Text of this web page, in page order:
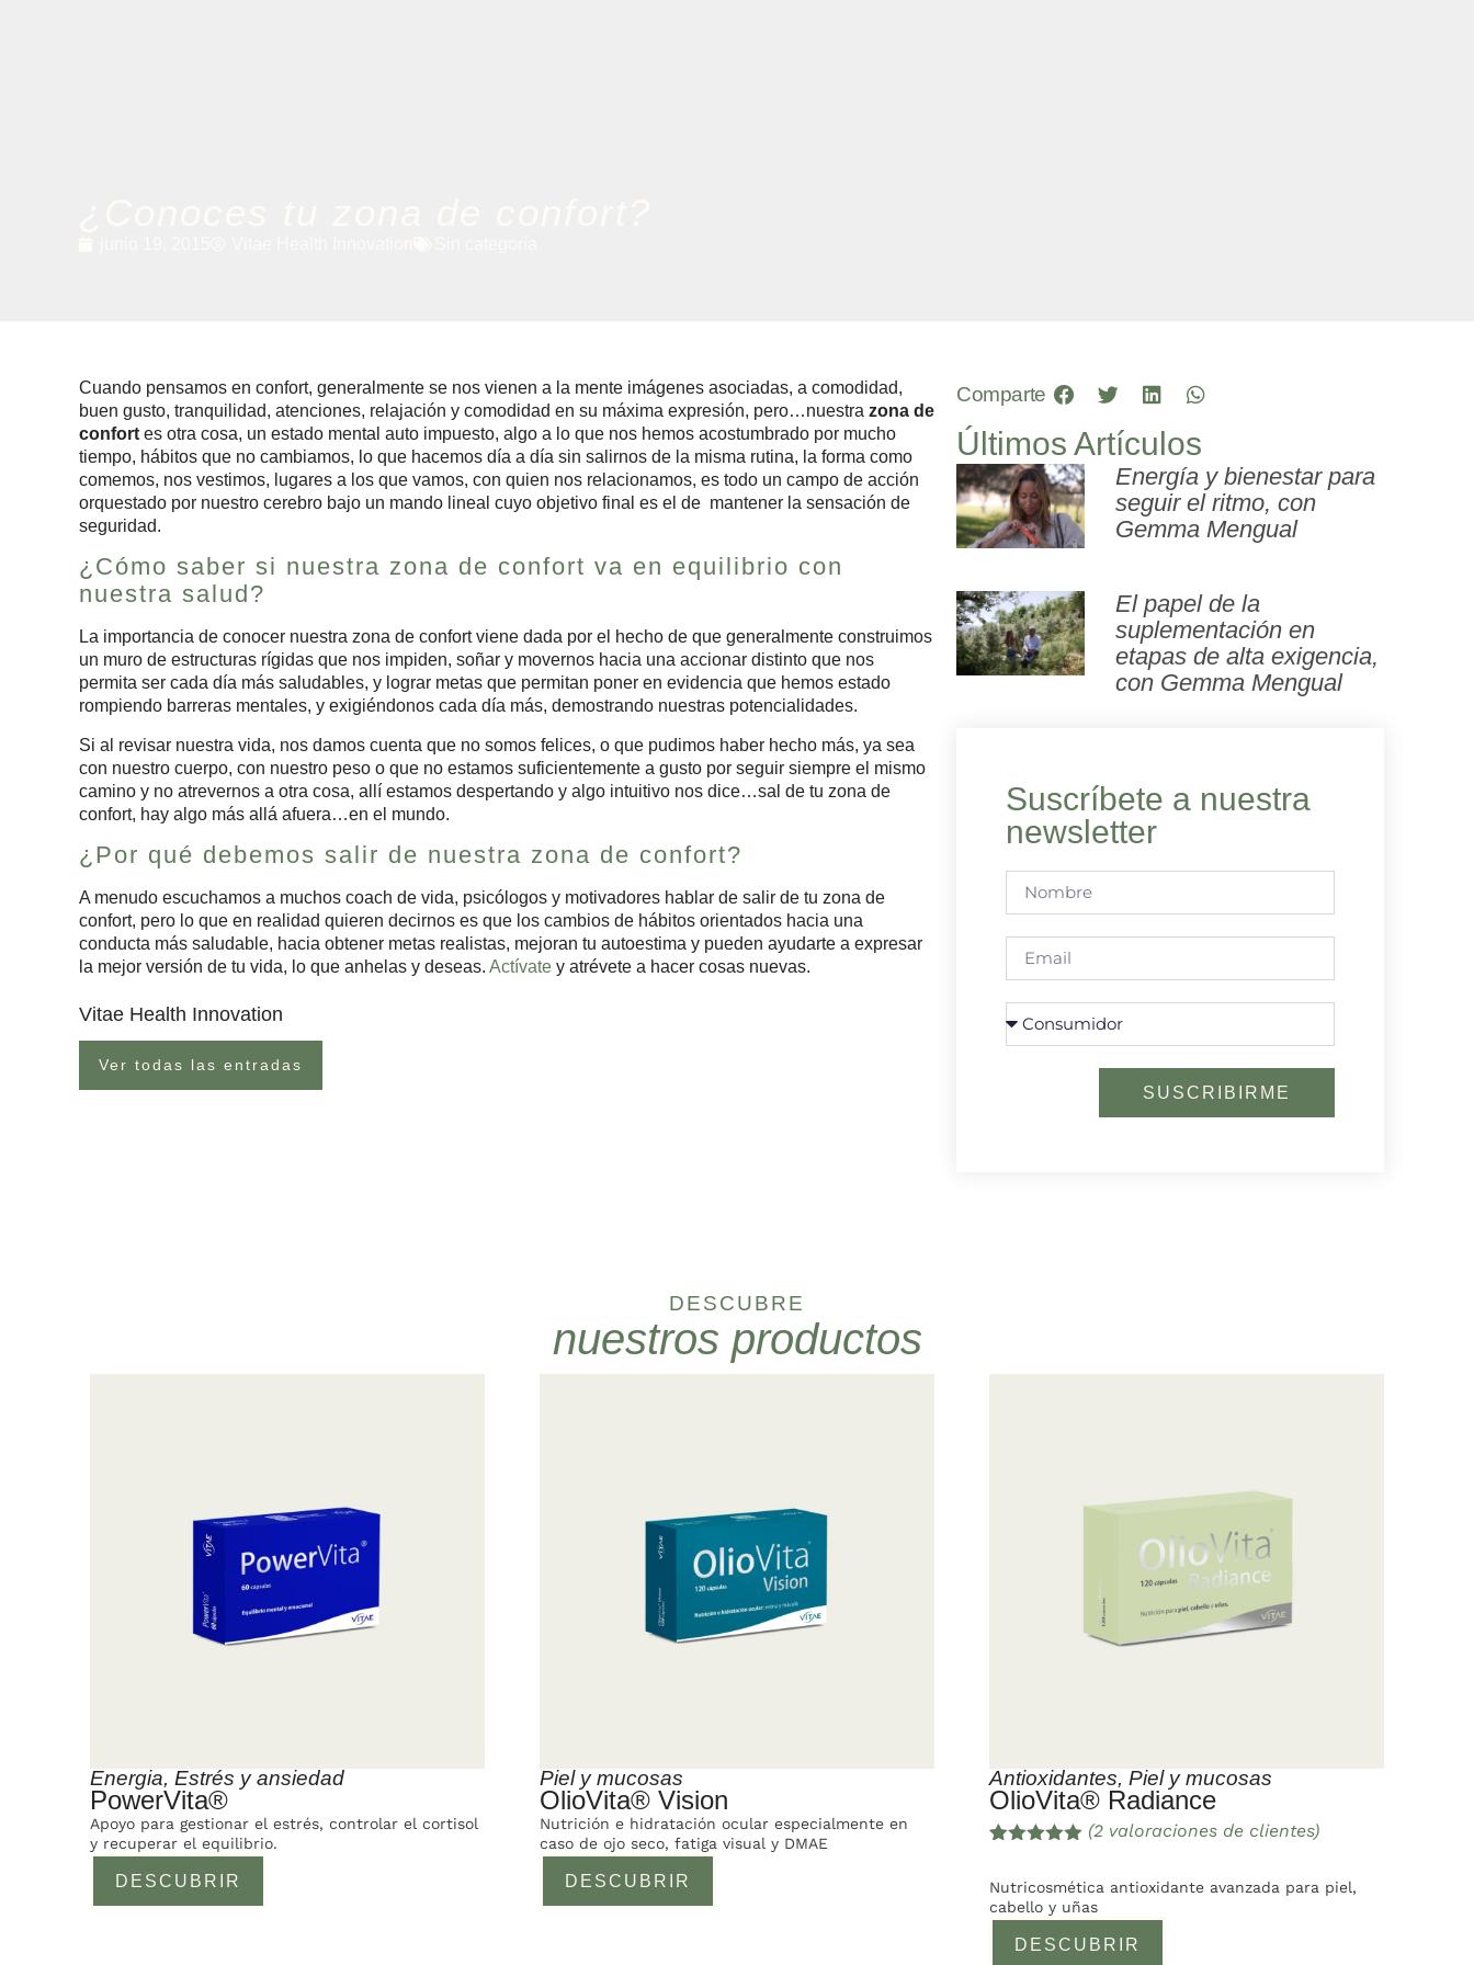
Cuando pensamos en confort, generalmente se nos vienen a la mente imágenes asociadas, a comodidad,
buen gusto, tranquilidad, atenciones, relajación y comodidad en su máxima expresión, pero…nuestra zona de
confort es otra cosa, un estado mental auto impuesto, algo a lo que nos hemos acostumbrado por mucho
tiempo, hábitos que no cambiamos, lo que hacemos día a día sin salirnos de la misma rutina, la forma como
comemos, nos vestimos, lugares a los que vamos, con quien nos relacionamos, es todo un campo de acción
orquestado por nuestro cerebro bajo un mando lineal cuyo objetivo final es el de mantener la sensación de
seguridad.
¿Cómo saber si nuestra zona de confort va en equilibrio con
nuestra salud?
La importancia de conocer nuestra zona de confort viene dada por el hecho de que generalmente construimos
un muro de estructuras rígidas que nos impiden, soñar y movernos hacia una accionar distinto que nos
permita ser cada día más saludables, y lograr metas que permitan poner en evidencia que hemos estado
rompiendo barreras mentales, y exigiéndonos cada día más, demostrando nuestras potencialidades.
Si al revisar nuestra vida, nos damos cuenta que no somos felices, o que pudimos haber hecho más, ya sea
con nuestro cuerpo, con nuestro peso o que no estamos suficientemente a gusto por seguir siempre el mismo
camino y no atrevernos a otra cosa, allí estamos despertando y algo intuitivo nos dice…sal de tu zona de
confort, hay algo más allá afuera…en el mundo.
¿Por qué debemos salir de nuestra zona de confort?
A menudo escuchamos a muchos coach de vida, psicólogos y motivadores hablar de salir de tu zona de
confort, pero lo que en realidad quieren decirnos es que los cambios de hábitos orientados hacia una
conducta más saludable, hacia obtener metas realistas, mejoran tu autoestima y pueden ayudarte a expresar
la mejor versión de tu vida, lo que anhelas y deseas. Actívate y atrévete a hacer cosas nuevas.
Vitae Health Innovation
Ver todas las entradas
Comparte
Últimos Artículos
Energía y bienestar para
seguir el ritmo, con
Gemma Mengual
El papel de la
suplementación en
etapas de alta exigencia,
con Gemma Mengual
Suscríbete a nuestra
newsletter
SUSCRIBIRME
DESCUBRE
nuestros productos
Energia, Estrés y ansiedad
PowerVita®
DESCUBRIR
Apoyo para gestionar el estrés, controlar el cortisol
y recuperar el equilibrio.
Piel y mucosas
OlioVita® Vision
DESCUBRIR
Nutrición e hidratación ocular especialmente en
caso de ojo seco, fatiga visual y DMAE
Antioxidantes, Piel y mucosas
OlioVita® Radiance
DESCUBRIR
5 en base
a
s de
(2 valoraciones de clientes)
Nutricosmética antioxidante avanzada para piel,
cabello y uñas